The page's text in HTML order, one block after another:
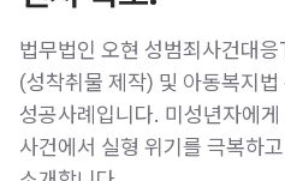
법무법인 오현 성범죄사건대
(성착취물 제작) 및 아동복지법
성공사례입니다. 미성년자에
사건에서 실형 위기를 극복하